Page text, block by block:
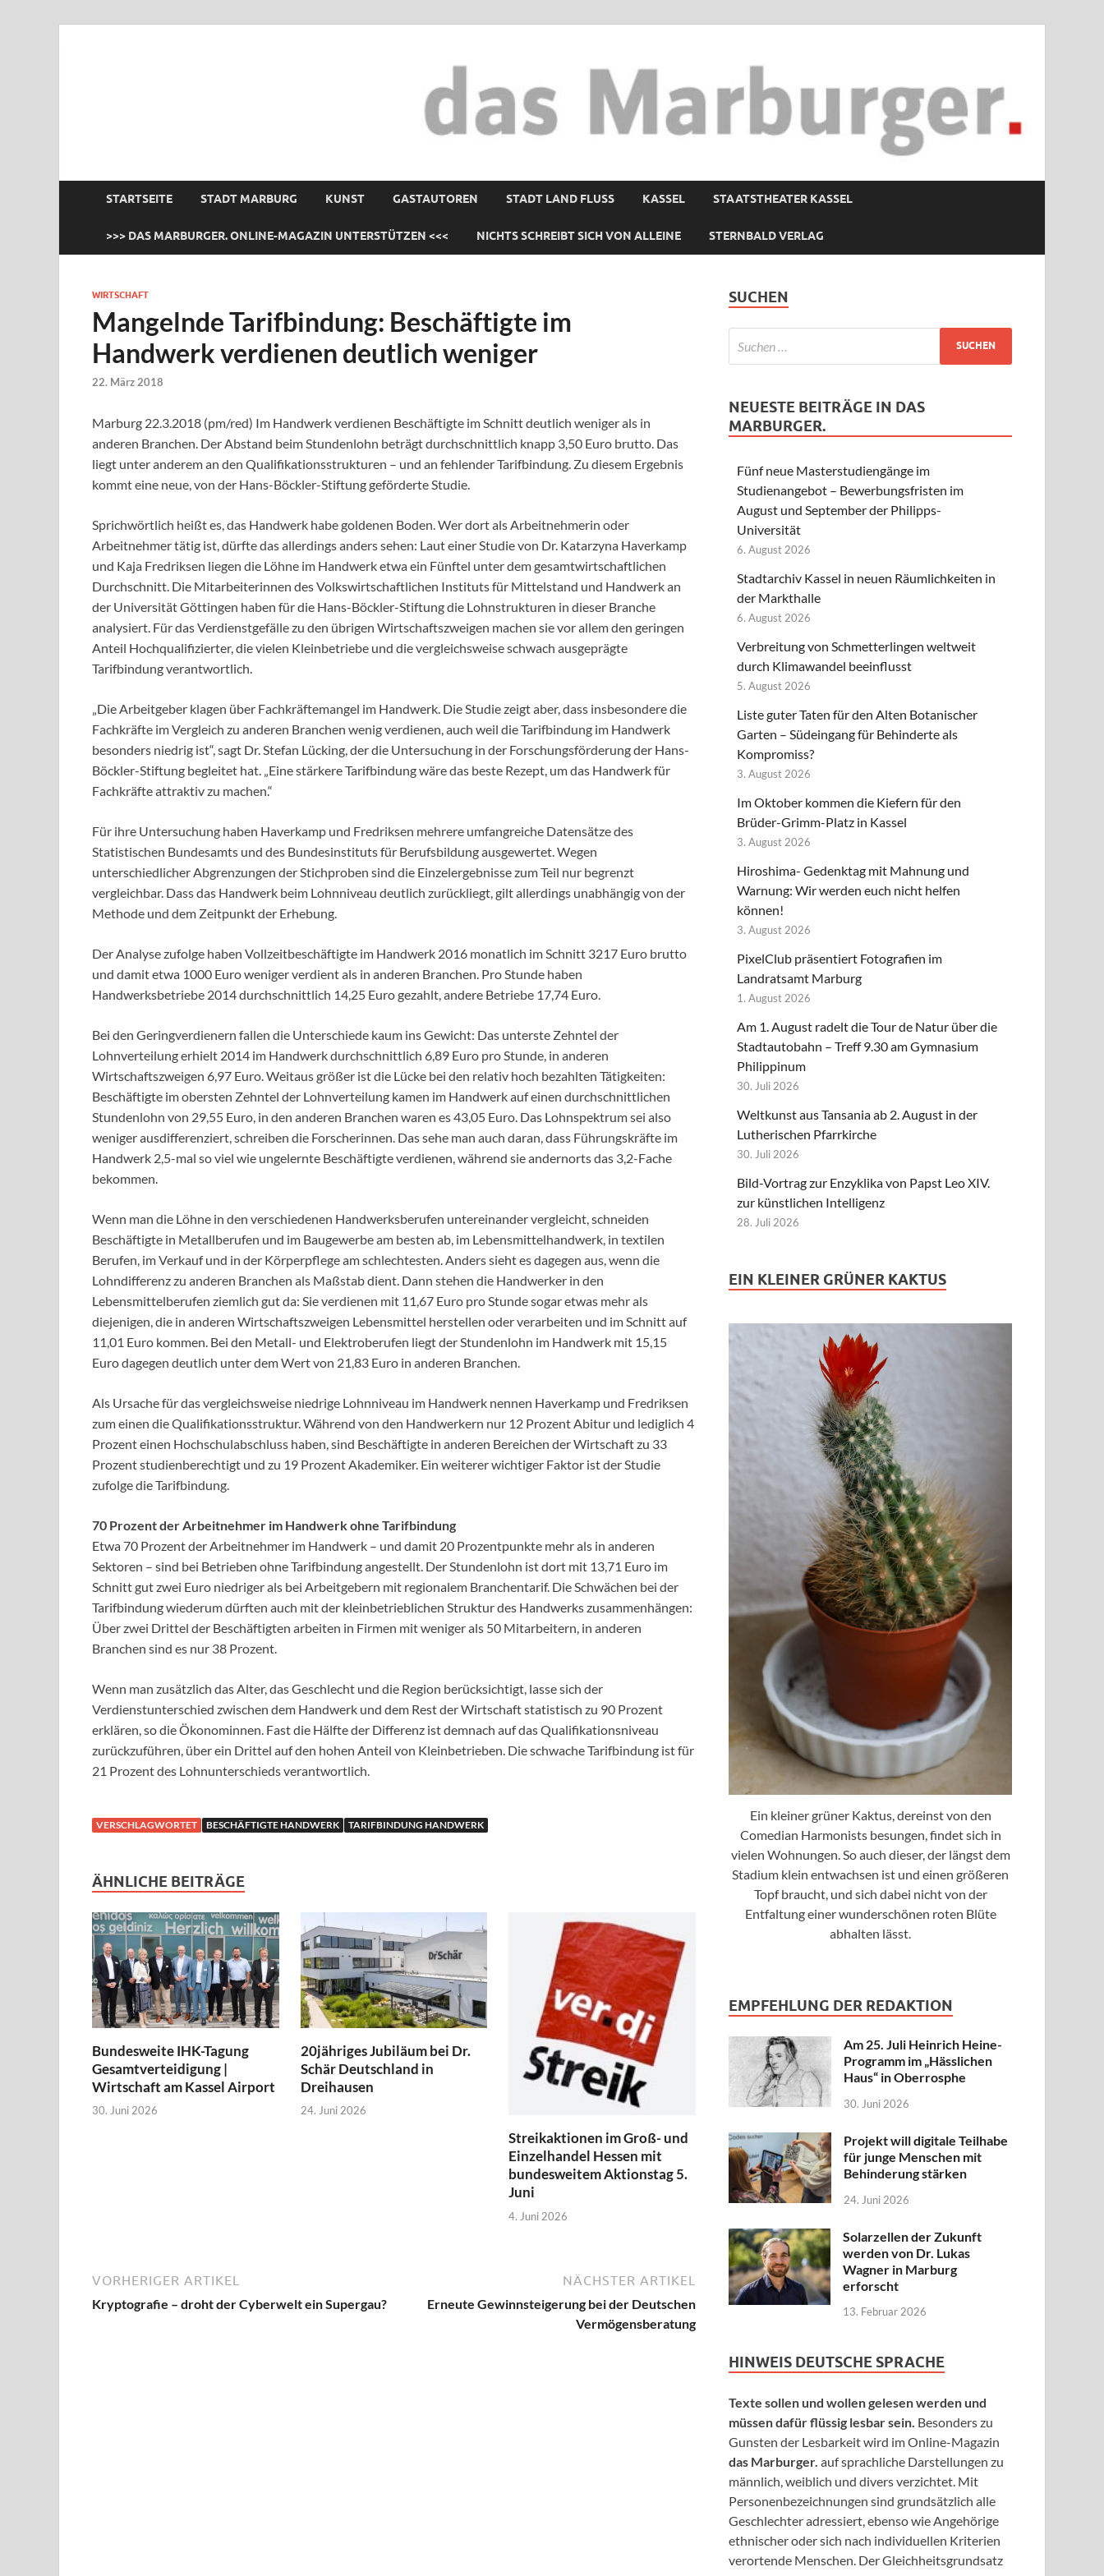
STARTSEITE STADT MARBURG KUNST GASTAUTOREN STADT LAND FLUSS KASSEL STAATSTHEATER KASSEL
>>> DAS MARBURGER. ONLINE-MAGAZIN UNTERSTÜTZEN <<< NICHTS SCHREIBT SICH VON ALLEINE STERNBALD VERLAG
WIRTSCHAFT
Mangelnde Tarifbindung: Beschäftigte im
Handwerk verdienen deutlich weniger
22. März 2018
Marburg 22.3.2018 (pm/red) Im Handwerk verdienen Beschäftigte im Schnitt deutlich weniger als in
anderen Branchen. Der Abstand beim Stundenlohn beträgt durchschnittlich knapp 3,50 Euro brutto. Das
liegt unter anderem an den Qualifikationsstrukturen – und an fehlender Tarifbindung. Zu diesem Ergebnis
kommt eine neue, von der Hans-Böckler-Stiftung geförderte Studie.
Sprichwörtlich heißt es, das Handwerk habe goldenen Boden. Wer dort als Arbeitnehmerin oder
Arbeitnehmer tätig ist, dürfte das allerdings anders sehen: Laut einer Studie von Dr. Katarzyna Haverkamp
und Kaja Fredriksen liegen die Löhne im Handwerk etwa ein Fünftel unter dem gesamtwirtschaftlichen
Durchschnitt. Die Mitarbeiterinnen des Volkswirtschaftlichen Instituts für Mittelstand und Handwerk an
der Universität Göttingen haben für die Hans-Böckler-Stiftung die Lohnstrukturen in dieser Branche
analysiert. Für das Verdienstgefälle zu den übrigen Wirtschaftszweigen machen sie vor allem den geringen
Anteil Hochqualifizierter, die vielen Kleinbetriebe und die vergleichsweise schwach ausgeprägte
Tarifbindung verantwortlich.
„Die Arbeitgeber klagen über Fachkräftemangel im Handwerk. Die Studie zeigt aber, dass insbesondere die
Fachkräfte im Vergleich zu anderen Branchen wenig verdienen, auch weil die Tarifbindung im Handwerk
besonders niedrig ist“, sagt Dr. Stefan Lücking, der die Untersuchung in der Forschungsförderung der Hans-
Böckler-Stiftung begleitet hat. „Eine stärkere Tarifbindung wäre das beste Rezept, um das Handwerk für
Fachkräfte attraktiv zu machen.“
Für ihre Untersuchung haben Haverkamp und Fredriksen mehrere umfangreiche Datensätze des
Statistischen Bundesamts und des Bundesinstituts für Berufsbildung ausgewertet. Wegen
unterschiedlicher Abgrenzungen der Stichproben sind die Einzelergebnisse zum Teil nur begrenzt
vergleichbar. Dass das Handwerk beim Lohnniveau deutlich zurückliegt, gilt allerdings unabhängig von der
Methode und dem Zeitpunkt der Erhebung.
Der Analyse zufolge haben Vollzeitbeschäftigte im Handwerk 2016 monatlich im Schnitt 3217 Euro brutto
und damit etwa 1000 Euro weniger verdient als in anderen Branchen. Pro Stunde haben
Handwerksbetriebe 2014 durchschnittlich 14,25 Euro gezahlt, andere Betriebe 17,74 Euro.
Bei den Geringverdienern fallen die Unterschiede kaum ins Gewicht: Das unterste Zehntel der
Lohnverteilung erhielt 2014 im Handwerk durchschnittlich 6,89 Euro pro Stunde, in anderen
Wirtschaftszweigen 6,97 Euro. Weitaus größer ist die Lücke bei den relativ hoch bezahlten Tätigkeiten:
Beschäftigte im obersten Zehntel der Lohnverteilung kamen im Handwerk auf einen durchschnittlichen
Stundenlohn von 29,55 Euro, in den anderen Branchen waren es 43,05 Euro. Das Lohnspektrum sei also
weniger ausdifferenziert, schreiben die Forscherinnen. Das sehe man auch daran, dass Führungskräfte im
Handwerk 2,5-mal so viel wie ungelernte Beschäftigte verdienen, während sie andernorts das 3,2-Fache
bekommen.
Wenn man die Löhne in den verschiedenen Handwerksberufen untereinander vergleicht, schneiden
Beschäftigte in Metallberufen und im Baugewerbe am besten ab, im Lebensmittelhandwerk, in textilen
Berufen, im Verkauf und in der Körperpflege am schlechtesten. Anders sieht es dagegen aus, wenn die
Lohndifferenz zu anderen Branchen als Maßstab dient. Dann stehen die Handwerker in den
Lebensmittelberufen ziemlich gut da: Sie verdienen mit 11,67 Euro pro Stunde sogar etwas mehr als
diejenigen, die in anderen Wirtschaftszweigen Lebensmittel herstellen oder verarbeiten und im Schnitt auf
11,01 Euro kommen. Bei den Metall- und Elektroberufen liegt der Stundenlohn im Handwerk mit 15,15
Euro dagegen deutlich unter dem Wert von 21,83 Euro in anderen Branchen.
Als Ursache für das vergleichsweise niedrige Lohnniveau im Handwerk nennen Haverkamp und Fredriksen
zum einen die Qualifikationsstruktur. Während von den Handwerkern nur 12 Prozent Abitur und lediglich 4
Prozent einen Hochschulabschluss haben, sind Beschäftigte in anderen Bereichen der Wirtschaft zu 33
Prozent studienberechtigt und zu 19 Prozent Akademiker. Ein weiterer wichtiger Faktor ist der Studie
zufolge die Tarifbindung.
70 Prozent der Arbeitnehmer im Handwerk ohne Tarifbindung
Etwa 70 Prozent der Arbeitnehmer im Handwerk – und damit 20 Prozentpunkte mehr als in anderen
Sektoren – sind bei Betrieben ohne Tarifbindung angestellt. Der Stundenlohn ist dort mit 13,71 Euro im
Schnitt gut zwei Euro niedriger als bei Arbeitgebern mit regionalem Branchentarif. Die Schwächen bei der
Tarifbindung wiederum dürften auch mit der kleinbetrieblichen Struktur des Handwerks zusammenhängen:
Über zwei Drittel der Beschäftigten arbeiten in Firmen mit weniger als 50 Mitarbeitern, in anderen
Branchen sind es nur 38 Prozent.
Wenn man zusätzlich das Alter, das Geschlecht und die Region berücksichtigt, lasse sich der
Verdienstunterschied zwischen dem Handwerk und dem Rest der Wirtschaft statistisch zu 90 Prozent
erklären, so die Ökonominnen. Fast die Hälfte der Differenz ist demnach auf das Qualifikationsniveau
zurückzuführen, über ein Drittel auf den hohen Anteil von Kleinbetrieben. Die schwache Tarifbindung ist für
21 Prozent des Lohnunterschieds verantwortlich.
VERSCHLAGWORTET BESCHÄFTIGTE HANDWERK TARIFBINDUNG HANDWERK
ÄHNLICHE BEITRÄGE
Bundesweite IHK-Tagung
Gesamtverteidigung |
Wirtschaft am Kassel Airport
30. Juni 2026
20jähriges Jubiläum bei Dr.
Schär Deutschland in
Dreihausen
24. Juni 2026
Streikaktionen im Groß- und
Einzelhandel Hessen mit
bundesweitem Aktionstag 5.
Juni
4. Juni 2026
VORHERIGER ARTIKEL
Kryptografie – droht der Cyberwelt ein Supergau?
NÄCHSTER ARTIKEL
Erneute Gewinnsteigerung bei der Deutschen
Vermögensberatung
SUCHEN
NEUESTE BEITRÄGE IN DAS
MARBURGER.
Fünf neue Masterstudiengänge im
Studienangebot – Bewerbungsfristen im
August und September der Philipps-
Universität
6. August 2026
Stadtarchiv Kassel in neuen Räumlichkeiten in
der Markthalle
6. August 2026
Verbreitung von Schmetterlingen weltweit
durch Klimawandel beeinflusst
5. August 2026
Liste guter Taten für den Alten Botanischer
Garten – Südeingang für Behinderte als
Kompromiss?
3. August 2026
Im Oktober kommen die Kiefern für den
Brüder-Grimm-Platz in Kassel
3. August 2026
Hiroshima- Gedenktag mit Mahnung und
Warnung: Wir werden euch nicht helfen
können!
3. August 2026
PixelClub präsentiert Fotografien im
Landratsamt Marburg
1. August 2026
Am 1. August radelt die Tour de Natur über die
Stadtautobahn – Treff 9.30 am Gymnasium
Philippinum
30. Juli 2026
Weltkunst aus Tansania ab 2. August in der
Lutherischen Pfarrkirche
30. Juli 2026
Bild-Vortrag zur Enzyklika von Papst Leo XIV.
zur künstlichen Intelligenz
28. Juli 2026
EIN KLEINER GRÜNER KAKTUS
Ein kleiner grüner Kaktus, dereinst von den
Comedian Harmonists besungen, findet sich in
vielen Wohnungen. So auch dieser, der längst dem
Stadium klein entwachsen ist und einen größeren
Topf braucht, und sich dabei nicht von der
Entfaltung einer wunderschönen roten Blüte
abhalten lässt.
EMPFEHLUNG DER REDAKTION
Am 25. Juli Heinrich Heine-
Programm im „Hässlichen
Haus“ in Oberrosphe
30. Juni 2026
Projekt will digitale Teilhabe
für junge Menschen mit
Behinderung stärken
24. Juni 2026
Solarzellen der Zukunft
werden von Dr. Lukas
Wagner in Marburg
erforscht
13. Februar 2026
HINWEIS DEUTSCHE SPRACHE
Texte sollen und wollen gelesen werden und
müssen dafür flüssig lesbar sein. Besonders zu
Gunsten der Lesbarkeit wird im Online-Magazin
das Marburger. auf sprachliche Darstellungen zu
männlich, weiblich und divers verzichtet. Mit
Personenbezeichnungen sind grundsätzlich alle
Geschlechter adressiert, ebenso wie Angehörige
ethnischer oder sich nach individuellen Kriterien
verortende Menschen. Der Gleichheitsgrundsatz